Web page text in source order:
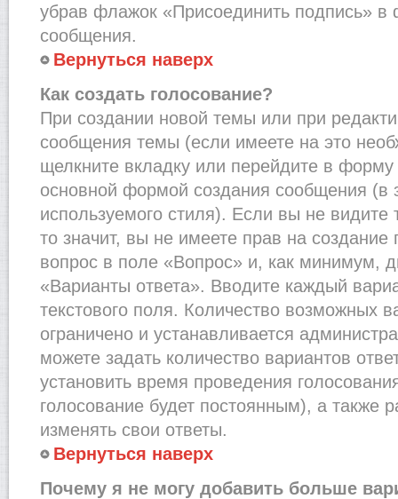
убрав флажок «Присоединить подпись» в
сообщения.
Вернуться наверх
Как создать голосование?
При создании новой темы или при
сообщения темы (если имеете на это
щелкните вкладку или перейдите в
основной формой создания сообщения (в
используемого стиля). Если вы не
то значит, вы не имеете прав на создание
вопрос в поле «Вопрос» и, как минимум,
«Варианты ответа». Вводите каждый
текстового поля. Количество возможных
ограничено и устанавливается
можете задать количество вариантов
установить время проведения
голосование будет постоянным), а также
изменять свои ответы.
Вернуться наверх
Почему я не могу добавить больше